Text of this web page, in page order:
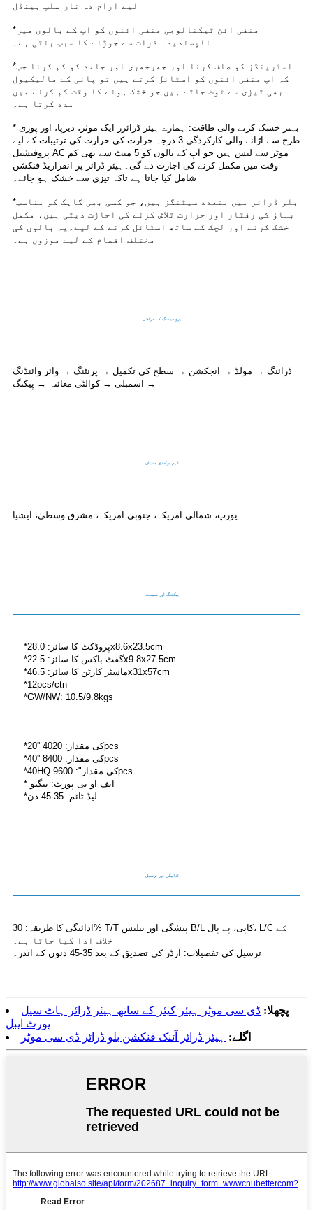
لیے آرام دہ نان سلپ ہینڈل
*منفی آئن ٹیکنالوجی منفی آئنوں کو آپ کے بالوں میں
ناپسندیدہ ذرات سے جوڑنے کا سبب بنتی ہے۔
*اسٹرینڈز کو صاف کرنا اور جھرجھری اور جامد کو کم کرنا جب
کہ آپ منفی آئنوں کو اسٹائل کرتے ہیں تو پانی کے مالیکیول
بھی تیزی سے ٹوٹ جاتے ہیں جو خشک ہونے کا وقت کم کرنے میں
مدد کرتا ہے۔
* بہتر خشک کرنے والی طاقت: ہمارے ہیئر ڈرائرز ایک موثر، دیرپا، اور پوری
طرح سے اڑانے والی کارکردگی 3 درجہ حرارت کی حرارت کی ترتیبات کے لیے
پروفیشنل AC موٹر سے لیس ہیں جو آپ کے بالوں کو 5 منٹ سے بھی کم
وقت میں مکمل کرنے کی اجازت دے گی۔ہیئر ڈرائر پر انفراریڈ فنکشن
شامل کیا جاتا ہے تاکہ تیزی سے خشک ہو جائے۔
*بلو ڈرائر میں متعدد سیٹنگز ہیں، جو کسی بھی گاہک کو مناسب
بہاؤ کی رفتار اور حرارت تلاش کرنے کی اجازت دیتی ہیں، مکمل
خشک کرنے اور لچک کے ساتھ اسٹائل کرنے کے لیے۔یہ بالوں کی
مختلف اقسام کے لیے موزوں ہے۔
پروسیسنگ کے مراحل
ڈرائنگ → مولڈ → انجکشن → سطح کی تکمیل → پرنٹنگ → وائر وائنڈنگ
→ اسمبلی → کوالٹی معائنہ → پیکنگ
اہم برآمدی منڈیاں
یورپ، شمالی امریکہ، جنوبی امریکہ، مشرق وسطیٰ، ایشیا
پیکجنگ اور شپمنٹ
*پروڈکٹ کا سائز: 28.0x8.6x23.5cm
*گفٹ باکس کا سائز: 22.5x9.8x27.5cm
*ماسٹر کارٹن کا سائز: 46.5x31x57cm
*12pcs/ctn
*GW/NW: 10.5/9.8kgs
*20'' کی مقدار: 4020pcs
*40'' کی مقدار: 8400pcs
*40HQ کی مقدار": 9600pcs
* ایف او بی پورٹ: ننگبو
*لیڈ ٹائم: 35-45 دن
ادائیگی اور ترسیل
ادائیگی کا طریقہ: 30% T/T پیشگی اور بیلنس B/L کاپی، پے پال، L/C کے
خلاف ادا کیا جاتا ہے۔
ترسیل کی تفصیلات: آرڈر کی تصدیق کے بعد 35-45 دنوں کے اندر۔
پچھلا: ڈی سی موٹر ہیئر کیئر کے ساتھ ہیئر ڈرائر ہاٹ سیل
پورٹ ایبل
اگلے: ہیئر ڈرائر آئنک فنکشن بلو ڈرائر ڈی سی موٹر